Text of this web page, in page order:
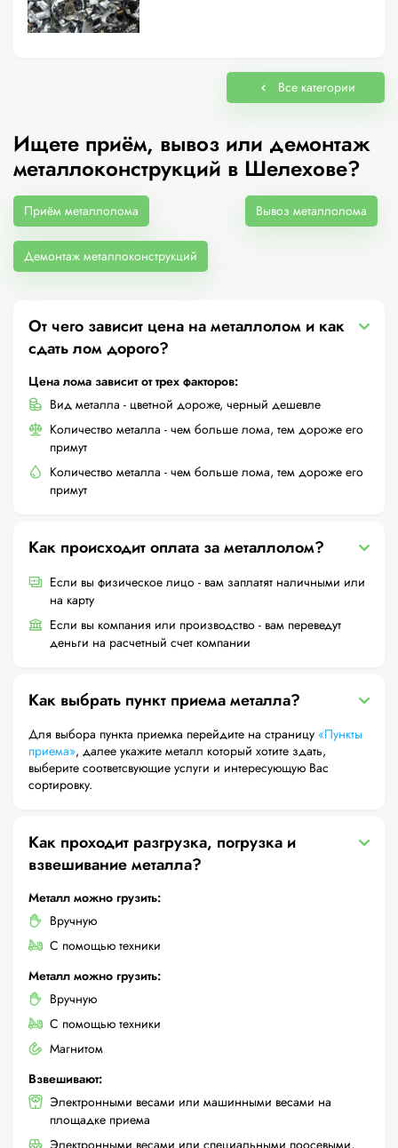
Все категории
Ищете приём, вывоз или демонтаж
металлоконструкций в Шелехове?
Приём металлолома Вывоз металлолома
Демонтаж металлоконструкций
От чего зависит цена на металлолом и как
сдать лом дорого?
Цена лома зависит от трех факторов:
Вид металла - цветной дороже, черный дешевле
Количество металла - чем больше лома, тем дороже его
примут
Количество металла - чем больше лома, тем дороже его
примут
Как происходит оплата за металлолом?
Если вы физическое лицо - вам заплатят наличными или
на карту
Если вы компания или производство - вам переведут
деньги на расчетный счет компании
Как выбрать пункт приема металла?
Для выбора пункта приемка перейдите на страницу «Пункты
приема», далее укажите металл который хотите здать,
выберите соответсвующие услуги и интересующую Вас
сортировку.
Как проходит разгрузка, погрузка и
взвешивание металла?
Металл можно грузить:
Вручную
С помощью техники
Металл можно грузить:
Вручную
С помощью техники
Магнитом
Взвешивают:
Электронными весами или машинными весами на
площадке приема
Электронными весами или специальными поосевыми,